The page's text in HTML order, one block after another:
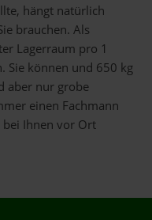
hängt natürlich
brauchen. Als
Lagerraum pro 1
Sie können und 650 kg
aber nur grobe
einen Fachmann
Ihnen vor Ort